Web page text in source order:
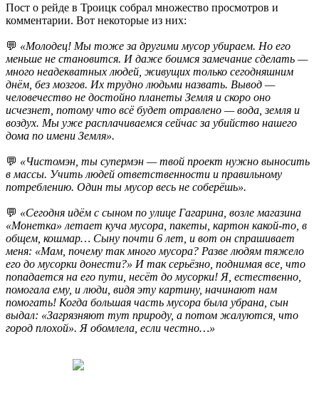
Пост о рейде в Троицк собрал множество просмотров и
комментарии. Вот некоторые из них:
💬 «Молодец! Мы тоже за другими мусор убираем. Но его
меньше не становится. И даже боимся замечание сделать —
много неадекватных людей, живущих только сегодняшним
днём, без мозгов. Их трудно людьми назвать. Вывод —
человечество не достойно планеты Земля и скоро оно
исчезнет, потому что всё будет отравлено — вода, земля и
воздух. Мы уже расплачиваемся сейчас за убийство нашего
дома по имени Земля».
💬 «Чистомэн, ты супермэн — твой проект нужно выносить
в массы. Учить людей ответственности и правильному
потреблению. Один ты мусор весь не соберёшь».
💬 «Сегодня идём с сыном по улице Гагарина, возле магазина
«Монетка» летает куча мусора, пакеты, картон какой‑то, в
общем, кошмар… Сыну почти 6 лет, и вот он спрашивает
меня: «Мам, почему так много мусора? Разве людям тяжело
его до мусорки донести?» И так серьёзно, поднимая все, что
попадается на его пути, несёт до мусорки! Я, естественно,
помогала ему, и люди, видя эту картину, начинают нам
помогать! Когда большая часть мусора была убрана, сын
выдал: «Загрязняют тут природу, а потом жалуются, что
город плохой». Я обомлела, если честно…»